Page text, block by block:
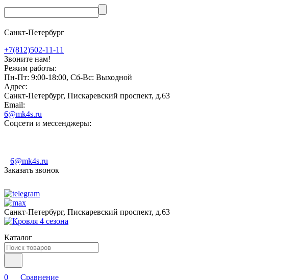
Санкт-Петербург
+7(812)502-11-11
Звоните нам!
Режим работы:
Пн-Пт: 9:00-18:00, Сб-Вс: Выходной
Адрес:
Санкт-Петербург, Пискаревский проспект, д.63
Email:
6@mk4s.ru
Соцсети и мессенджеры:
6@mk4s.ru
Заказать звонок
Санкт-Петербург, Пискаревский проспект, д.63
Каталог
0
Сравнение